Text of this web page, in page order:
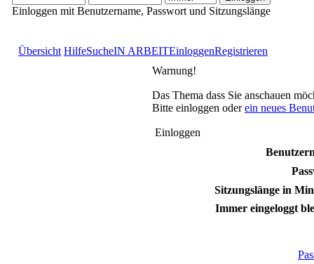
Einloggen mit Benutzername, Passwort und Sitzungslänge
Übersicht HilfeSucheIN ARBEITEinloggenRegistrieren
Warnung!
Das Thema dass Sie anschauen
Bitte einloggen oderein neues
Einloggen
Sitzungslänge in
Immer eingeloggt